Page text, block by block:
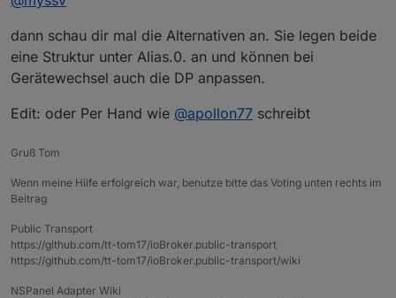
dann schau dir mal die Alternativen an. Sie legen beide
eine Struktur unter Alias.0. an und können bei
Gerätewechsel auch die DP anpassen.
Edit: oder Per Hand wie @apollon77 schreibt
Gruß Tom
Wenn meine Hilfe erfolgreich war, benutze bitte das Voting unten rechts im
Beitrag
Public Transport
https://github.com/tt-tom17/ioBroker.public-transport
https://github.com/tt-tom17/ioBroker.public-transport/wiki
NSPanel Adapter Wiki